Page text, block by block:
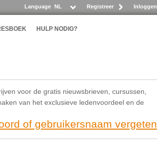
Registreer Inloggen
Language NL
HULP NODIG?
voor de gratis nieuwsbrieven, cursussen,
van het exclusieve ledenvoordeel en de
of gebruikersnaam vergeten